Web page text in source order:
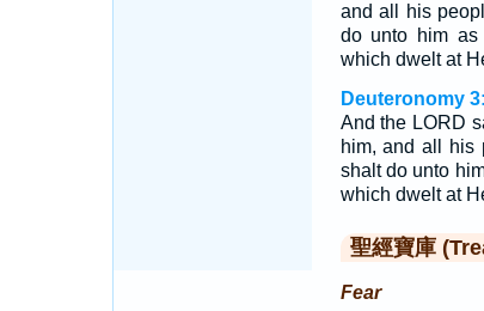
and all his
do unto him as
which dwelt at
Deuteronomy
And the LORD
him, and all his
shalt do unto
which dwelt at
聖經寶庫
Fear